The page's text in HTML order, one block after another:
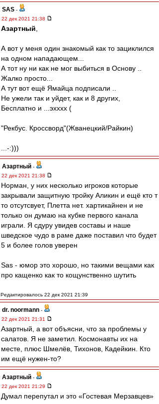
SAS -
22 дек 2021 21:38
Азартный
А вот у меня один знакомый как то зациклился
на одном нападающем...
А тот ну ни как не мог выбиться в Основу ..
Жалко просто...
А тут вот ещё Ямайца подписали ..
Не ужели так и уйдет, как и 8 других,
Бесплатно и ...эхххх (
"Рекбус. Кроссворд"(Жванецкий/Райкин)
...-:)))
Азартный -
22 дек 2021 21:38
Норман, у них несколько игроков которые
закрывали защитную тройку Аликин и ещё кто т
то отсутсвует, Плетта нет. хартикайнен и не
только он думаю на кубке первого канала
играли. Я сдуру увидев составы и наше
шведское чудо в раме даже поставил что будет
5 и более голов уверен
Sas - юмор это хорошо, но такими вещами как
про кащенко как то кощунственно шутить
Редактировалось 22 дек 2021 21:39
dr. noormann -
22 дек 2021 21:31
Азартный, а вот объясни, что за проблемы у
салатов. Я не заметил. Космонавты их на
месте, плюс Шмелёв, Тихонов, Кадейкин. Кто
им ещё нужен-то?
Азартный -
22 дек 2021 21:29
Думал перепутал и это «Гостевая Мерзавцев»